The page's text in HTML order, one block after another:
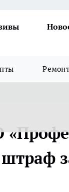
Ремонт